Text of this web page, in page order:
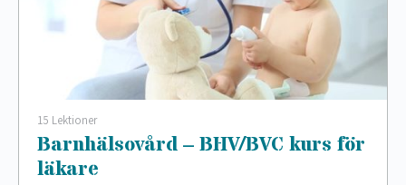
15 Lektioner
Barnhälsovård – BHV/BVC kurs för
läkare